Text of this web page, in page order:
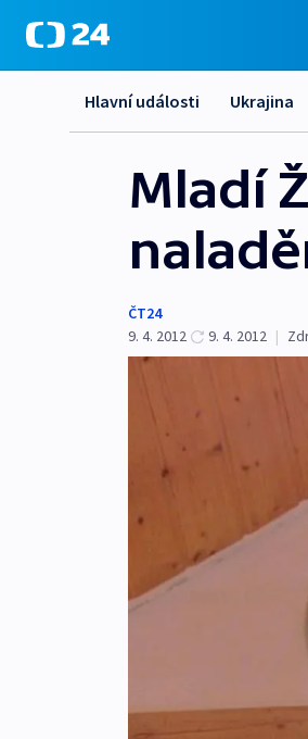
Hlavní události Ukrajina
Mladí
ČT24
9. 4. 2012
9. 4. 2012 |